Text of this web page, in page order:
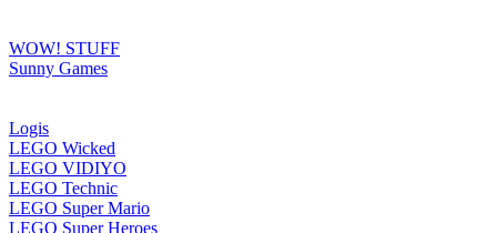
WOW! STUFF
Sunny Games
Logis
LEGO Wicked
LEGO VIDIYO
LEGO Technic
LEGO Super Mario
LEGO Super Heroes